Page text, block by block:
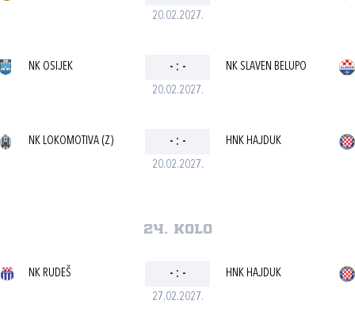
20.02.2027.
20.02.2027.
NK OSIJEK - : - NK SLAVEN BELUPO
20.02.2027.
NK LOKOMOTIVA (Z) - : - HNK HAJDUK
24. kolo
27.02.2027.
NK RUDEŠ - : - HNK HAJDUK